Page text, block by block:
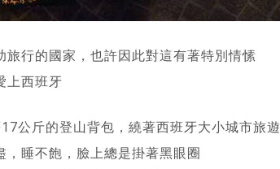
旅行的國家，也許因此對這有著特別情愫
上西班牙
公斤的登山背包，繞著西班牙大小城市旅遊
，睡不飽，臉上總是掛著黑眼圈